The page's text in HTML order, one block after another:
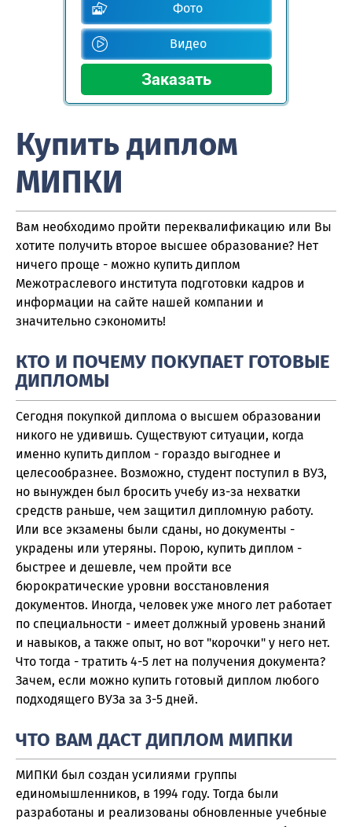
Фото
Видео
Купить диплом
МИПКИ
Вам необходимо пройти переквалификацию или Вы
хотите получить второе высшее образование? Нет
ничего проще - можно купить диплом
Межотраслевого института подготовки кадров и
информации на сайте нашей компании и
значительно сэкономить!
КТО И ПОЧЕМУ ПОКУПАЕТ ГОТОВЫЕ
ДИПЛОМЫ
Сегодня покупкой диплома о высшем образовании
никого не удивишь. Существуют ситуации, когда
именно купить диплом - гораздо выгоднее и
целесообразнее. Возможно, студент поступил в ВУЗ,
но вынужден был бросить учебу из-за нехватки
средств раньше, чем защитил дипломную работу.
Или все экзамены были сданы, но документы -
украдены или утеряны. Порою, купить диплом -
быстрее и дешевле, чем пройти все
бюрократические уровни восстановления
документов. Иногда, человек уже много лет работает
по специальности - имеет должный уровень знаний
и навыков, а также опыт, но вот "корочки" у него нет.
Что тогда - тратить 4-5 лет на получения документа?
Зачем, если можно купить готовый диплом любого
подходящего ВУЗа за 3-5 дней.
ЧТО ВАМ ДАСТ ДИПЛОМ МИПКИ
МИПКИ был создан усилиями группы
единомышленников, в 1994 году. Тогда были
разработаны и реализованы обновленные учебные